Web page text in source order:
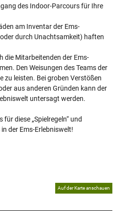
des Indoor-Parcours für Ihre
am Inventar der Ems-
durch Unachtsamkeit) haften
die Mitarbeitenden der Ems-
Den Weisungen des Teams der
zu leisten. Bei groben Verstößen
aus anderen Gründen kann der
untersagt werden.
diese „Spielregeln“ und
der Ems-Erlebniswelt!
Auf der Karte anschauen